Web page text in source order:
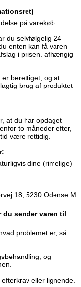
på varekøb.
du selvfølgelig 24
enten kan få varen
i prisen, afhængig
er berettiget, og at
brug af produktet
at du har opdaget
to måneder efter,
være rettidig.
dine (rimelige)
18, 5230 Odense M
du sender varen til
problemet er, så
og
eller lignende.